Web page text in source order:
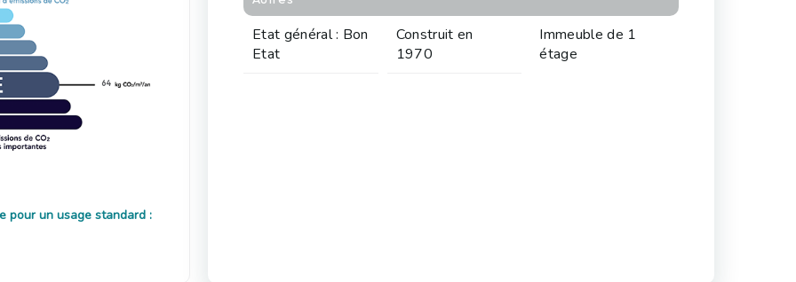
64
pour un usage standard :
Etat général : Bon
Etat
Construit en
1970
Immeuble de 1
étage